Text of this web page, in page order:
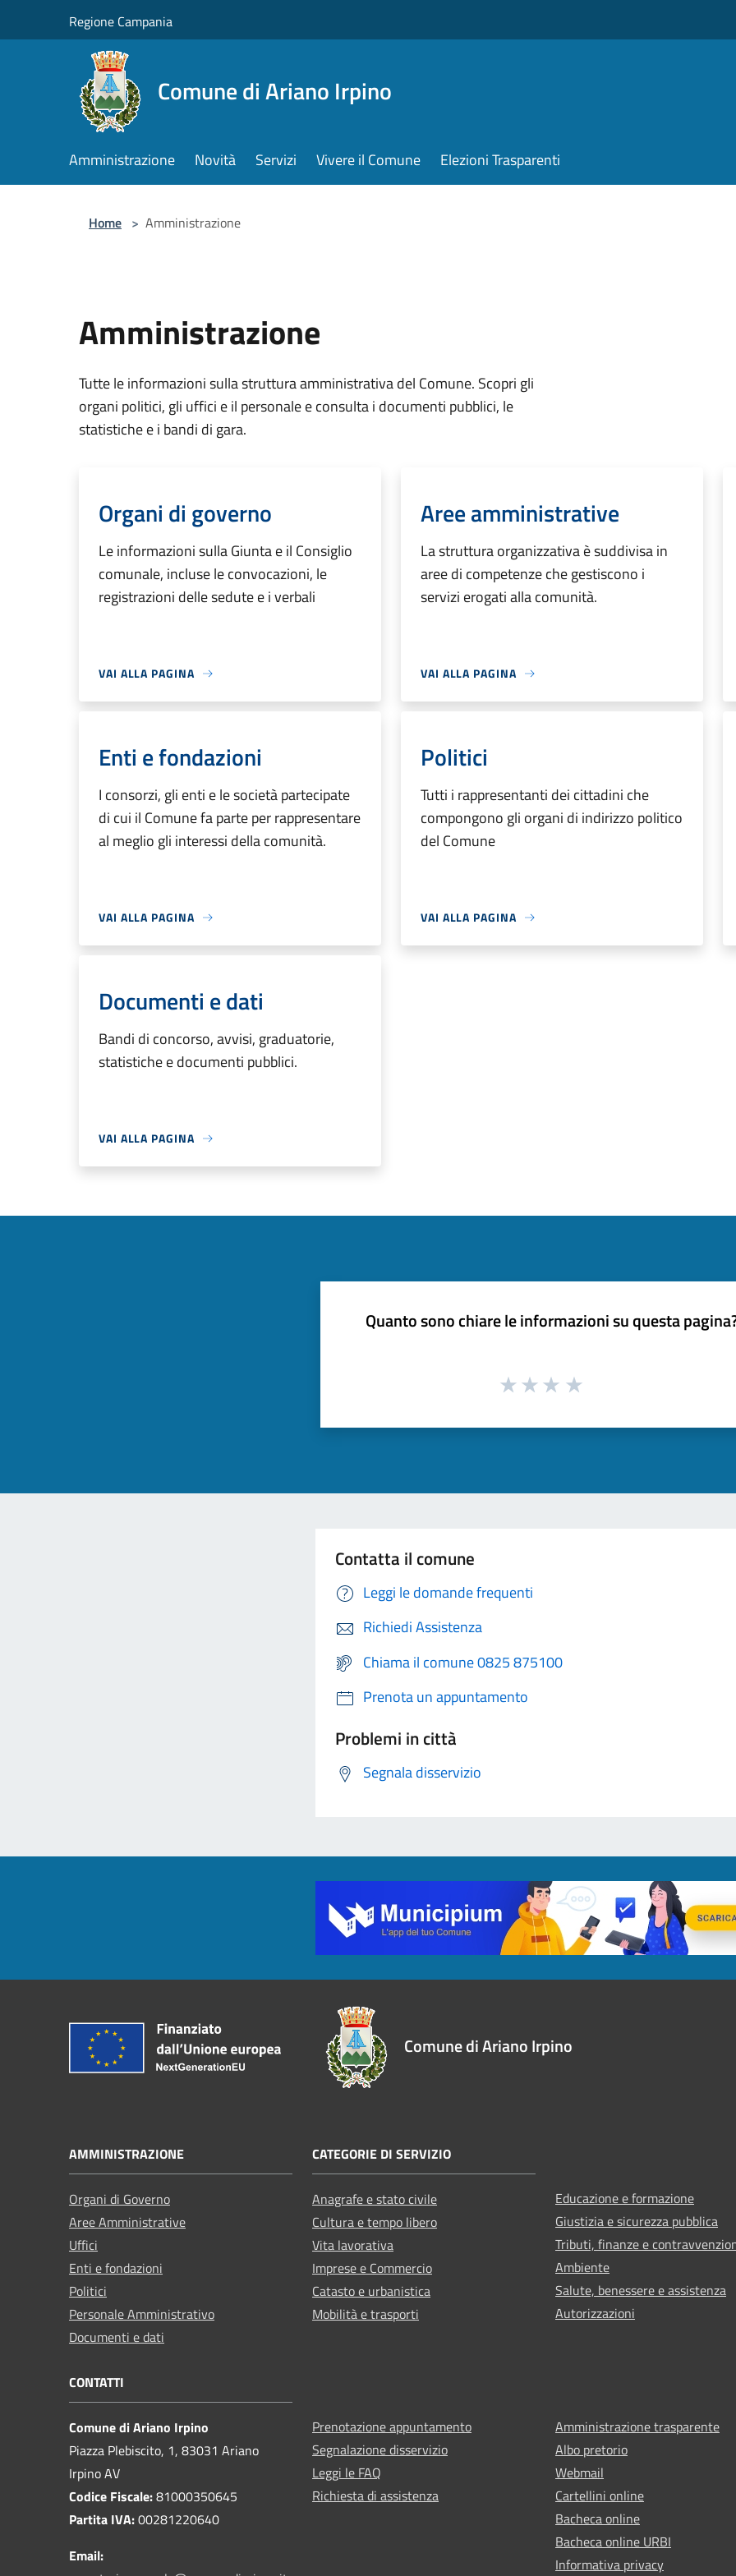
Regione Campania
Comune di Ariano Irpino
Amministrazione Novità Servizi Vivere il Comune Elezioni Trasparenti
Home > Amministrazione
Amministrazione
Tutte le informazioni sulla struttura amministrativa del Comune. Scopri gli
organi politici, gli uffici e il personale e consulta i documenti pubblici, le
statistiche e i bandi di gara.
Organi di governo
Le informazioni sulla Giunta e il Consiglio
comunale, incluse le convocazioni, le
registrazioni delle sedute e i verbali
VAI ALLA PAGINA
Aree amministrative
La struttura organizzativa è suddivisa in
aree di competenze che gestiscono i
servizi erogati alla comunità.
VAI ALLA PAGINA
Enti e fondazioni
I consorzi, gli enti e le società partecipate
di cui il Comune fa parte per rappresentare
al meglio gli interessi della comunità.
VAI ALLA PAGINA
Politici
Tutti i rappresentanti dei cittadini che
compongono gli organi di indirizzo politico
del Comune
VAI ALLA PAGINA
Documenti e dati
Bandi di concorso, avvisi, graduatorie,
statistiche e documenti pubblici.
VAI ALLA PAGINA
Quanto sono chiare le informazioni su questa
Contatta il comune
Leggi le domande frequenti
Richiedi Assistenza
Chiama il comune 0825 875100
Prenota un appuntamento
Problemi in città
Segnala disservizio
Comune di Ariano Irpino
AMMINISTRAZIONE
Organi di Governo
Aree Amministrative
Uffici
Enti e fondazioni
Politici
Personale Amministrativo
Documenti e dati
CATEGORIE DI SERVIZIO
Anagrafe e stato civile
Cultura e tempo libero
Vita lavorativa
Imprese e Commercio
Catasto e urbanistica
Mobilità e trasporti
Educazione e formazione
Giustizia e sicurezza pubblica
Tributi, finanze e
Ambiente
Salute, benessere e assistenza
Autorizzazioni
CONTATTI
Comune di Ariano Irpino
Piazza Plebiscito, 1, 83031 Ariano
Irpino AV
Codice Fiscale:81000350645
Partita IVA:00281220640
Email:
Prenotazione appuntamento
Segnalazione disservizio
Leggi le FAQ
Richiesta di assistenza
Amministrazione trasparente
Albo pretorio
Webmail
Cartellini online
Bacheca online
Bacheca online URBI
Informativa privacy